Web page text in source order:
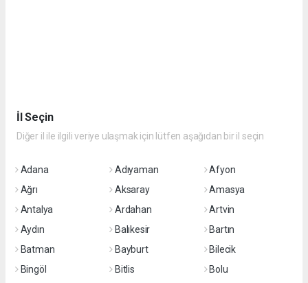
İl Seçin
Diğer il ile ilgili veriye ulaşmak için lütfen aşağıdan bir il seçin
Adana Adıyaman
Afyon
Ağrı
Aksaray
Amasya
Antalya
Ardahan
Artvin
Aydın
Balıkesir
Bartın
Batman
Bayburt
Bilecik
Bingöl
Bitlis
Bolu